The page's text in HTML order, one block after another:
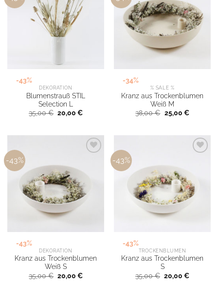
-43%
DEKORATION
Blumenstrauß STIL
Selection L
35,00€ Ursprünglicher
Preis
20,00€Aktueller
-34%
% SALE %
Kranz aus Trockenblumen
Weiß M
38,00€ Ursprünglicher
Preis
25,00 €Aktueller
-43%
-43%
DEKORATION
Kranz aus Trockenblumen
Weiß S
35,00€ Ursprünglicher
Preis
20,00€Aktueller
-43%
-43%
TROCKENBLUMEN
Kranz aus Trockenblumen
S
35,00€ Ursprünglicher
Preis
20,00€Aktueller